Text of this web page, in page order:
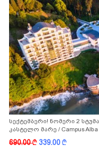
სექტემბერი! ნომერი 2
კასტელო მარე / Campus Alba
-სგან!
690.00k 339.00k